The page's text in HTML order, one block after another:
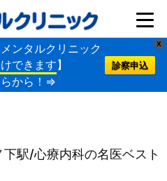
X
ンタルクリニック
できます】
らから！⇒
診察申込
駅/心療内科の名医ベスト